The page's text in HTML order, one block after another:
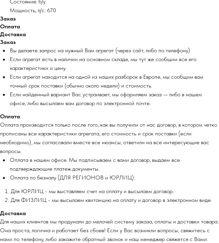
Состояние: б/у
Мощность, л/с: 670
Заказ
Оплата
Доставка
Заказ
Вы делаете запрос на нужный Вам агрегат (через сайт, либо по телефону)
Если агрегат есть в наличии на основном складе, мы тут же сообщим все его
характеристики и цену.
Если агрегат находится на одной из наших разборок в Европе, мы сообщим вам
точный срок поставки (обычно около недели) и стоимость.
Если найденный вариант Вас устраивает, мы оформляем заказ — либо в нашем
офисе, либо высылаем вам договор по электронной почте.
Оплата
Оплата производится только после того, как вы получили от нас договор, в котором четко
прописаны все характеристики агрегата, его стоимость и срок поставки (если
необходимо), мы согласовали вместе все нюансы, ответили на все интересующие вас
вопросы.
Оплата в нашем офисе. Мы подписываем с вами договор, выдаем все
подтверждающие платеж документы.
Оплата по безналу (ДЛЯ РЕГИОНОВ и ЮРЛИЦ):
Для ЮРЛИЦ - мы выставляем счет на оплату и высылаем договор.
Для ФИЗЛИЦ - мы высылаем квитанцию на оплату и договор в электронном виде.
Доставка
Для наших клиентов мы продумали до мелочей систему заказа, оплаты и доставки товара.
Она проста, логична и работает без сбоев! Если у Вас возникли вопросы, свяжитесь с
нами по телефону, либо закажите обратный звонок и наш менеджер свяжется с Вами: